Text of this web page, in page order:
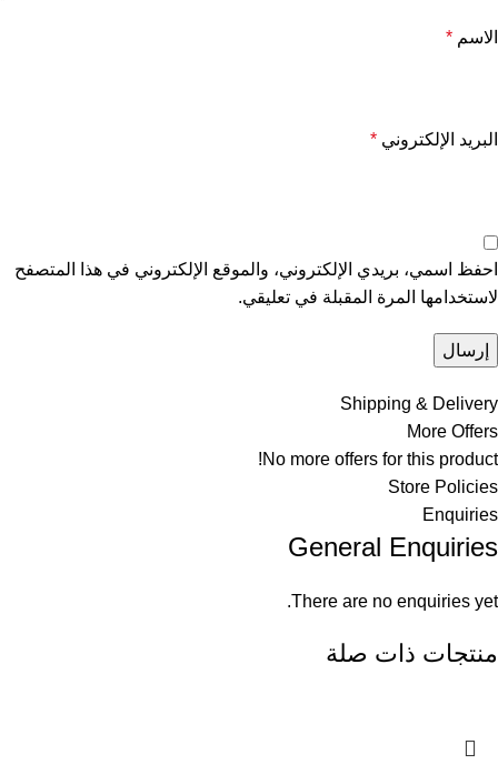
الاسم *
البريد الإلكتروني *
احفظ اسمي، بريدي الإلكتروني، والموقع الإلكتروني في هذا المتصفح
لاستخدامها المرة المقبلة في تعليقي.
Shipping & Delivery
More Offers
No more offers for this product!
Store Policies
Enquiries
General Enquiries
There are no enquiries yet.
منتجات ذات صلة